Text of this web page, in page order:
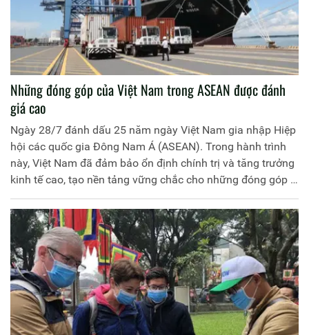
Những đóng góp của Việt Nam trong ASEAN được đánh
giá cao
Ngày 28/7 đánh dấu 25 năm ngày Việt Nam gia nhập Hiệp
hội các quốc gia Đông Nam Á (ASEAN). Trong hành trình
này, Việt Nam đã đảm bảo ổn định chính trị và tăng trưởng
kinh tế cao, tạo nền tảng vững chắc cho những đóng góp ý
nghĩa vào sự phát triển của ASEAN, cũng như góp phần
quan trọng đảm bảo hòa bình và an ninh cho khu vực.